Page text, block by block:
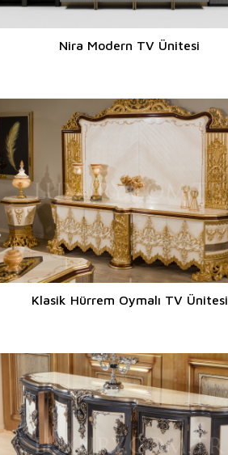
Nira Modern TV Ünitesi
Klasik Hürrem Oymalı TV Ünitesi